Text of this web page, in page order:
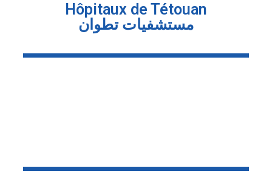
Hôpitaux de Tétouan
مستشفيات تطوان